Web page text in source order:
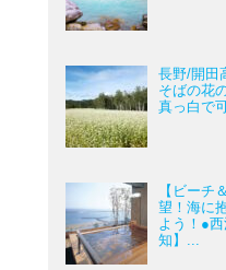
長野/開田
そばの花
真っ白で
【ビーチ
望！海に
よう！●
知】...